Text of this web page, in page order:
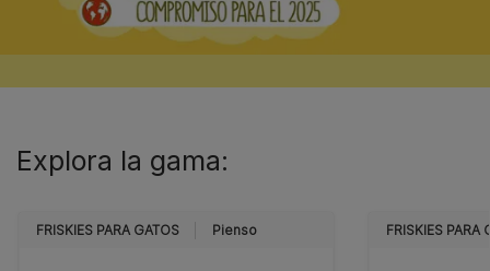
Alimentos saludables elaborados para satisfacer las
necesidades nutricionales de tu gato: pienso y comida
Explora la gama​:
FRISKIES PARA GATOS Pienso FRISKIES PARA